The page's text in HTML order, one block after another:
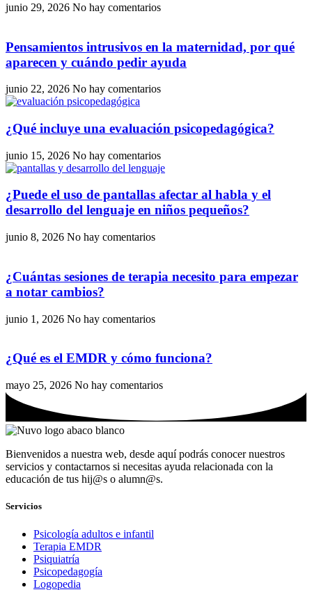
junio 29, 2026 No hay comentarios
Pensamientos intrusivos en la maternidad, por qué
aparecen y cuándo pedir ayuda
junio 22, 2026 No hay comentarios
¿Qué incluye una evaluación psicopedagógica?
junio 15, 2026 No hay comentarios
¿Puede el uso de pantallas afectar al habla y el
desarrollo del lenguaje en niños pequeños?
junio 8, 2026 No hay comentarios
¿Cuántas sesiones de terapia necesito para empezar
a notar cambios?
junio 1, 2026 No hay comentarios
¿Qué es el EMDR y cómo funciona?
mayo 25, 2026 No hay comentarios
Bienvenidos a nuestra web, desde aquí podrás conocer nuestros
servicios y contactarnos si necesitas ayuda relacionada con la
educación de tus hij@s o alumn@s.
Servicios
Psicología adultos e infantil
Terapia EMDR
Psiquiatría
Psicopedagogía
Logopedia